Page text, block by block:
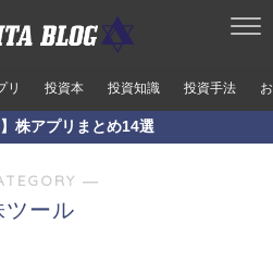
リ 投資本 投資知識 投資手法
】株アプリまとめ14選
―
ツール